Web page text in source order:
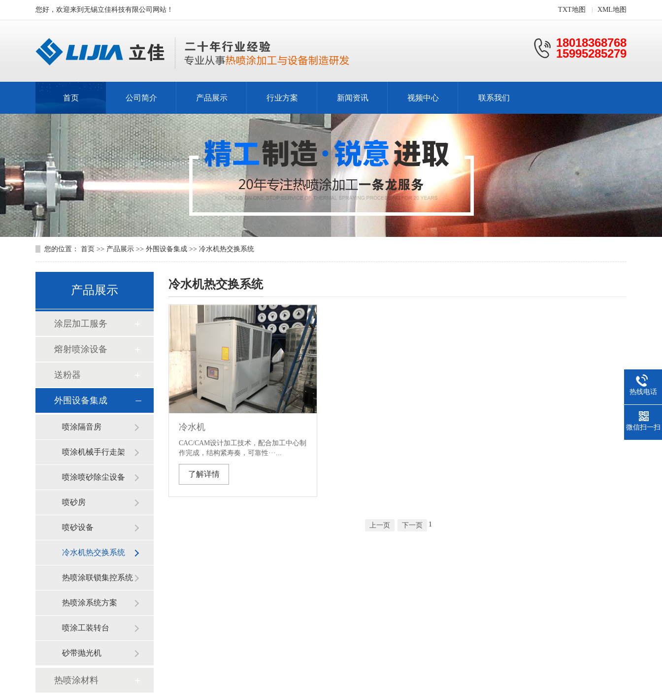
您好，欢迎来到无锡立佳科技有限公司网站！ TXT地图 XML地图
18018368768
15995285279
首页 公司简介 产品展示 行业方案 新闻资讯 视频中心 联系我们
您的位置： 首页 >> 产品展示 >> 外围设备集成 >> 冷水机热交换系统
冷水机热交换系统
冷水机
CAC/CAM设计加工技术，配合加工中心制
作完成，结构紧寿奏，可靠性···...
了解详情
上一页 1
下一页
产品展示
涂层加工服务
熔射喷涂设备
送粉器
外围设备集成
喷涂隔音房
喷涂机械手行走架
喷涂喷砂除尘设备
喷砂房
喷砂设备
冷水机热交换系统
热喷涂联锁集控系统
热喷涂系统方案
喷涂工装转台
砂带抛光机
热喷涂材料
热线电话
微信扫一扫